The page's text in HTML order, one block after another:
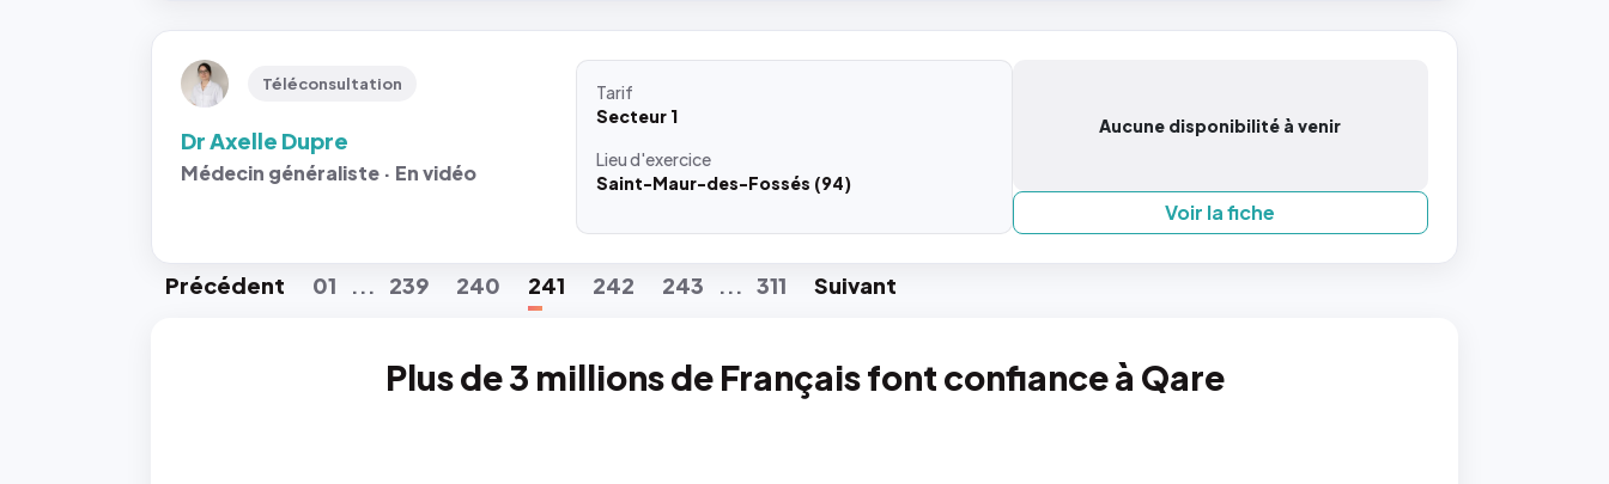
Téléconsultation
Dr Axelle Dupre
Médecin généraliste · En vidéo
Tarif
Secteur 1
Lieud'exercice
Saint-Maur-des-Fossés (94)
Aucune disponibilité à venir
Voir la fiche
Précédent 01 ... 239 240 241 242 243 ... 311 Suivant
Plus de 3 millions de Français font confiance à Qare